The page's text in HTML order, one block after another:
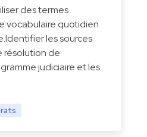
des termes
vocabulaire quotidien
les sources
résolution de
judiciaire et les